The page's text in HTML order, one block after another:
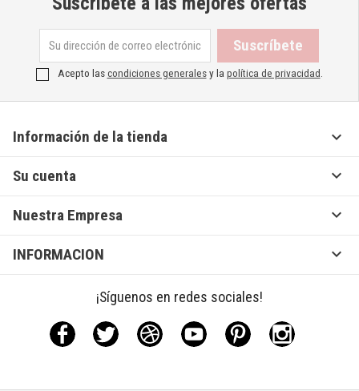
Acepto lascondiciones generalesy la política de privacidad
Información de la tienda 
Su cuenta 
Nuestra Empresa 
INFORMACION 
¡Síguenos en redes sociales!
Facebook Twitter Rss YouTubePinterestInstagram